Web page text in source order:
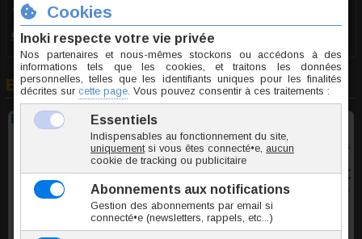
Avis recueilli par Inoki ®
Commentaire:Classique a avoir
En rapport avec cet article
Banane de nombril acier Fleur Carmin
3,20 €
TTC l'unite